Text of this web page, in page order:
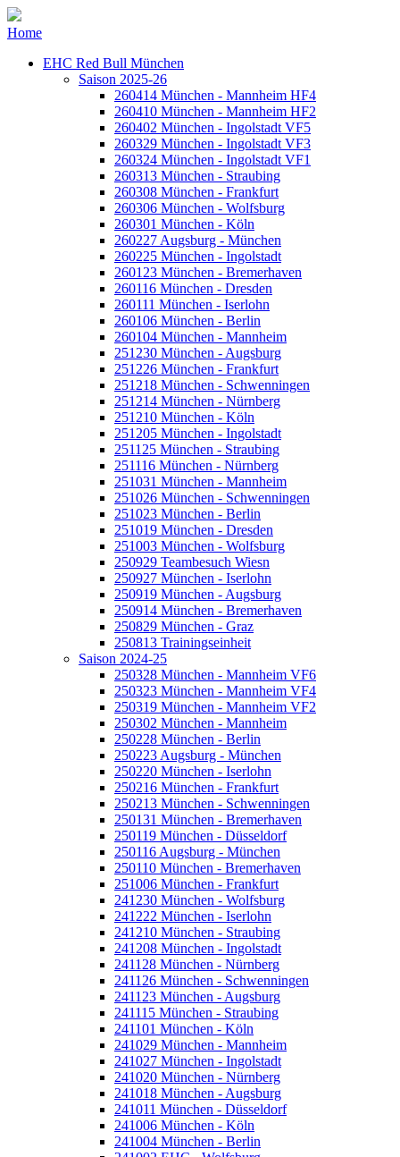
Home
EHC Red Bull München
Saison 2025-26
260414 München - Mannheim HF4
260410 München - Mannheim HF2
260402 München - Ingolstadt VF5
260329 München - Ingolstadt VF3
260324 München - Ingolstadt VF1
260313 München - Straubing
260308 München - Frankfurt
260306 München - Wolfsburg
260301 München - Köln
260227 Augsburg - München
260225 München - Ingolstadt
260123 München - Bremerhaven
260116 München - Dresden
260111 München - Iserlohn
260106 München - Berlin
260104 München - Mannheim
251230 München - Augsburg
251226 München - Frankfurt
251218 München - Schwenningen
251214 München - Nürnberg
251210 München - Köln
251205 München - Ingolstadt
251125 München - Straubing
251116 München - Nürnberg
251031 München - Mannheim
251026 München - Schwenningen
251023 München - Berlin
251019 München - Dresden
251003 München - Wolfsburg
250929 Teambesuch Wiesn
250927 München - Iserlohn
250919 München - Augsburg
250914 München - Bremerhaven
250829 München - Graz
250813 Trainingseinheit
Saison 2024-25
250328 München - Mannheim VF6
250323 München - Mannheim VF4
250319 München - Mannheim VF2
250302 München - Mannheim
250228 München - Berlin
250223 Augsburg - München
250220 München - Iserlohn
250216 München - Frankfurt
250213 München - Schwenningen
250131 München - Bremerhaven
250119 München - Düsseldorf
250116 Augsburg - München
250110 München - Bremerhaven
251006 München - Frankfurt
241230 München - Wolfsburg
241222 München - Iserlohn
241210 München - Straubing
241208 München - Ingolstadt
241128 München - Nürnberg
241126 München - Schwenningen
241123 München - Augsburg
241115 München - Straubing
241101 München - Köln
241029 München - Mannheim
241027 München - Ingolstadt
241020 München - Nürnberg
241018 München - Augsburg
241011 München - Düsseldorf
241006 München - Köln
241004 München - Berlin